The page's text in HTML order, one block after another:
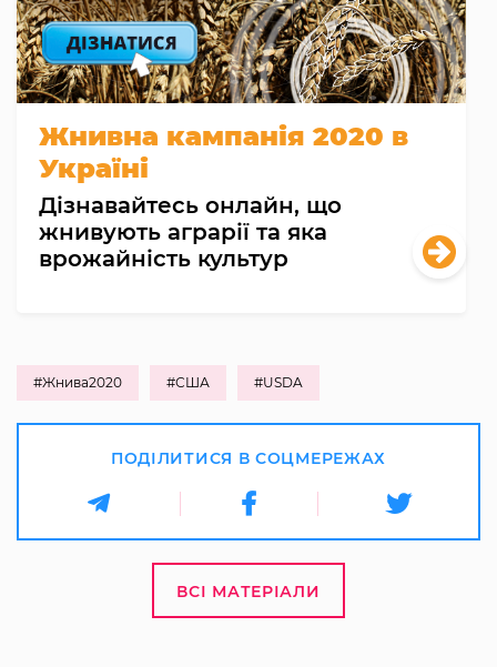
Жнивна кампанія 2020 в
Україні
Дізнавайтесь онлайн, що
жнивують аграрії та яка
врожайність культур
#Жнива2020 #США #USDA
ПОДІЛИТИСЯ В СОЦМЕРЕЖАХ
ВСІ МАТЕРІАЛИ